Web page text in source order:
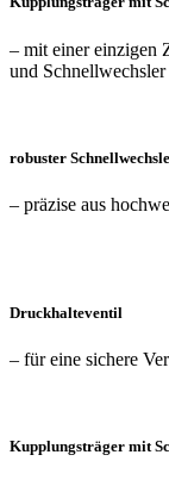
– mit einer einzigen
und
robuster
– präzise aus
Druck­halte­ventil
– für eine sichere
Kupplungs­träger mit